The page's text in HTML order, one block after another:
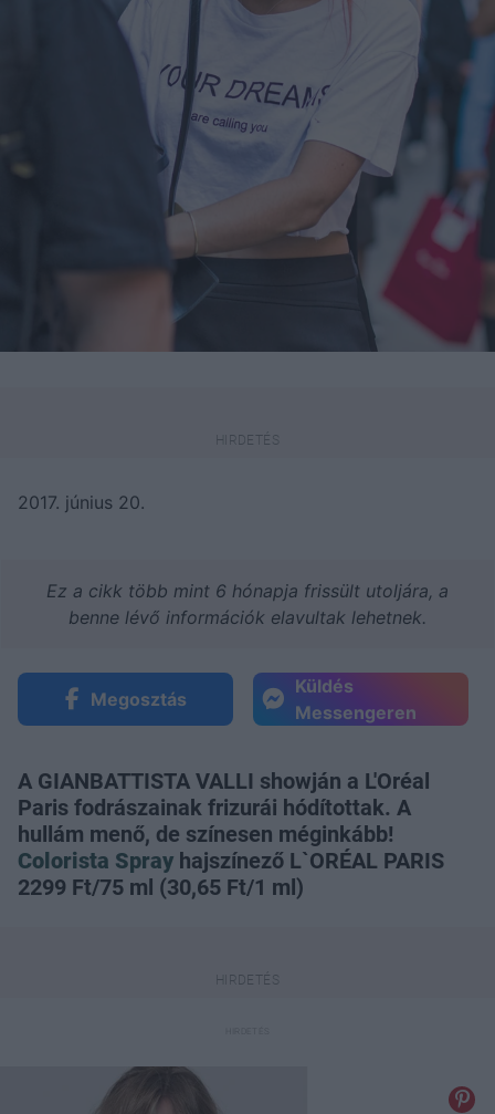
2017. június 20.
Ez a cikk több mint 6 hónapja frissült utoljára, a
benne lévő információk elavultak lehetnek.
Megosztás
Küldés
Messengeren
A GIANBATTISTA VALLI showján a L'Oréal
Paris fodrászainak frizurái hódítottak. A
hullám menő, de színesen méginkább!
Colorista Spray hajszínező L`ORÉAL PARIS
2299 Ft/75 ml (30,65 Ft/1 ml)